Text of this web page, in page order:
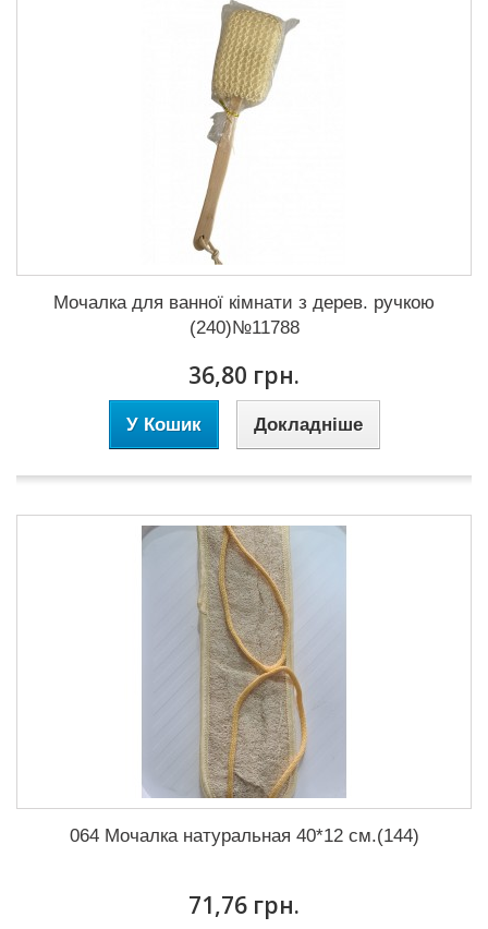
Мочалка для ванної кімнати з дерев. ручкою
(240)№11788
36,80 грн.
У Кошик Докладніше
064 Мочалка натуральная 40*12 см.(144)
71,76 грн.